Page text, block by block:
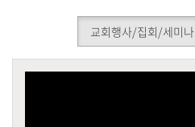
교회행사/집회/세미나